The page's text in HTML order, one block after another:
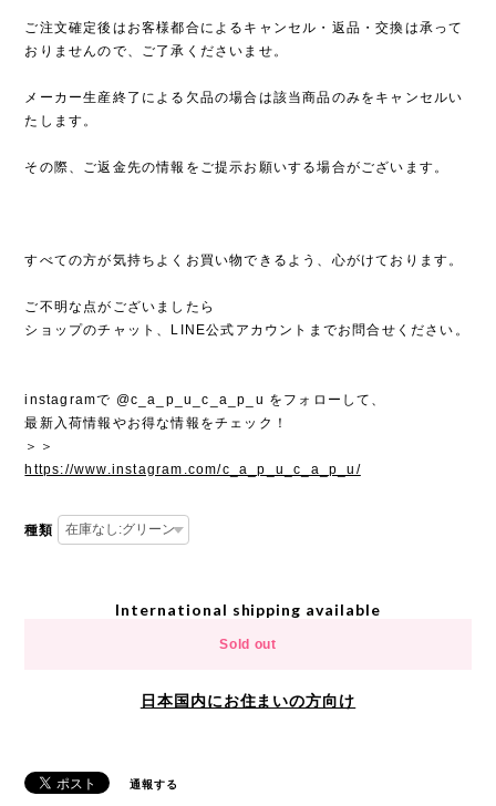
ご注文確定後はお客様都合によるキャンセル・返品・交換は承って
おりませんので、ご了承くださいませ。
メーカー生産終了による欠品の場合は該当商品のみをキャンセルい
たします。
その際、ご返金先の情報をご提示お願いする場合がございます。
すべての方が気持ちよくお買い物できるよう、心がけております。
ご不明な点がございましたら
ショップのチャット、LINE公式アカウントまでお問合せください。
instagramで @c_a_p_u_c_a_p_u をフォローして、
最新入荷情報やお得な情報をチェック！
＞＞
https://www.instagram.com/c_a_p_u_c_a_p_u/
種類
International shipping available
Sold out
日本国内にお住まいの方向け
通報する